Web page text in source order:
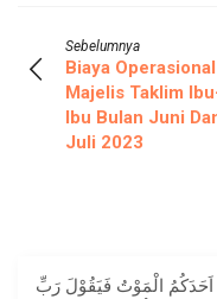
Sebelumnya
Biaya Operasional
Majelis Taklim
Ibu Bulan Juni
Juli 2023
اَحَدَكُمُ الْمَوْتُ فَيَقُوْلَ رَبِّ